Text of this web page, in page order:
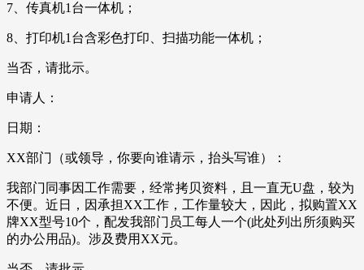
7、传真机1台一体机；
8、打印机1台含彩色打印、扫描功能一体机；
当否，请批示。
申请人：
日期：
XX部门（或领导，你要向谁请示，抬头写谁）：
我部门同事因工作需要，经常拷贝资料，且一直无U盘，较为
不便。近日，因承担XX工作，工作量较大，因此，拟购置XX
牌XX型号10个，配发我部门员工每人一个(此处列出所须购买
的办公用品)。涉及费用XX元。